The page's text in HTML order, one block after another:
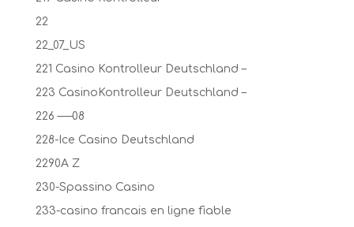
22
22_07_US
221 Casino Kontrolleur Deutschland –
223 CasinoKontrolleur Deutschland –
226 —–08
228-Ice Casino Deutschland
2290A Z
230-Spassino Casino
233-casino francais en ligne fiable